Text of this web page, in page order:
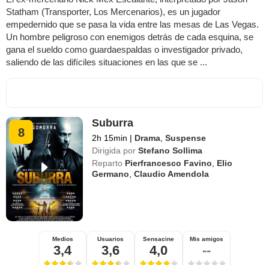
Statham (Transporter, Los Mercenarios), es un jugador
empedernido que se pasa la vida entre las mesas de Las Vegas.
Un hombre peligroso con enemigos detrás de cada esquina, se
gana el sueldo como guardaespaldas o investigador privado,
saliendo de las difíciles situaciones en las que se ...
8
Suburra
2h 15min | Drama ,Suspense
Dirigida por Stefano Sollima
Reparto Pierfrancesco Favino
Elio
Germano ,Claudio Amendola
Medios
3,4
Usuarios
3,6
Sensacine
4,0
Mis amigos
--